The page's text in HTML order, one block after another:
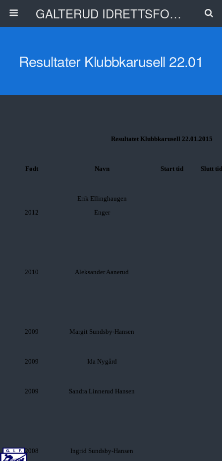
GALTERUD IDRETTSFORENING
Resultater Klubbkarusell 22.01
Resultatet Klubbkarusell 22.01.2015
Født Navn Start tid Slutt tid
2012
Erik Ellinghaugen
Enger
2010 Aleksander Aanerud
2009 Margit Sundsby-Hansen
2009 Ida Nygård
2009 Sandra Linnerud Hansen
2008 Ingrid Sundsby-Hansen